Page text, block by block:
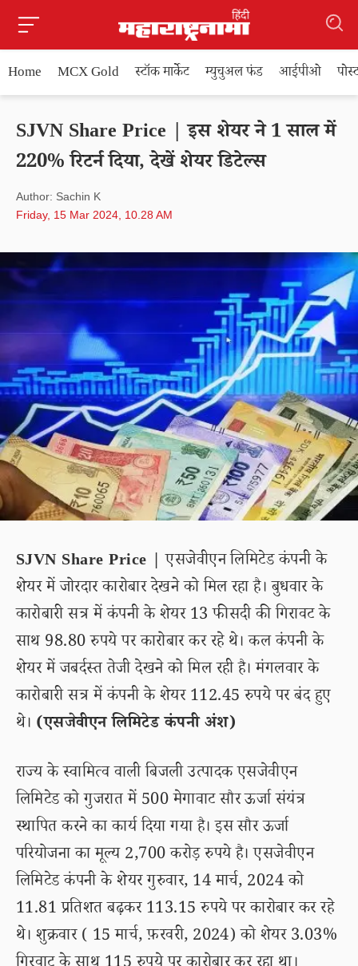
Home MCX Gold स्टॉक मार्केट म्युचुअल फंड आईपीओ
SJVN Share Price | इस शेयर ने 1 साल में
220% रिटर्न दिया, देखें शेयर डिटेल्स
Author: Sachin K
Friday, 15 Mar 2024, 10.28 AM
SJVN Share Price | एसजेवीएन लिमिटेड कंपनी के
शेयर में जोरदार कारोबार देखने को मिल रहा है। बुधवार के
कारोबारी सत्र में कंपनी के शेयर 13 फीसदी की गिरावट के
साथ 98.80 रुपये पर कारोबार कर रहे थे। कल कंपनी के
शेयर में जबर्दस्त तेजी देखने को मिल रही है। मंगलवार के
कारोबारी सत्र में कंपनी के शेयर 112.45 रुपये पर बंद हुए
थे। (एसजेवीएन लिमिटेड कंपनी अंश)
राज्य के स्वामित्व वाली बिजली उत्पादक एसजेवीएन
लिमिटेड को गुजरात में 500 मेगावाट सौर ऊर्जा संयंत्र
स्थापित करने का कार्य दिया गया है। इस सौर ऊर्जा
परियोजना का मूल्य 2,700 करोड़ रुपये है। एसजेवीएन
लिमिटेड कंपनी के शेयर गुरुवार, 14 मार्च, 2024 को
11.81 प्रतिशत बढ़कर 113.15 रुपये पर कारोबार कर रहे
थे। शुक्रवार ( 15 मार्च, फ़रवरी, 2024) को शेयर 3.03%